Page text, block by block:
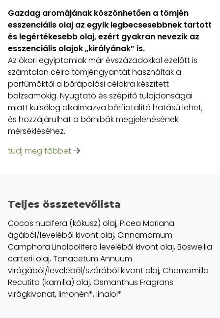
Gazdag aromájának köszönhetően a tömjén
esszenciális olaj az egyik legbecsesebbnek tartott
és legértékesebb olaj, ezért gyakran nevezik az
esszenciális olajok „királyának” is.
Az ókori egyiptomiak már évszázadokkal ezelőtt is
számtalan célra tömjéngyantát használtak a
parfümöktől a bőrápolási célokra készített
balzsamokig. Nyugtató és szépítő tulajdonságai
miatt külsőleg alkalmazva bőrfiatalító hatású lehet,
és hozzájárulhat a bőrhibák megjelenésének
mérsékléséhez.
tudj meg többet
Teljes összetevőlista
Cocos nucifera (kókusz) olaj, Picea Mariana
ágából/leveléből kivont olaj, Cinnamomum
Camphora Linaloolifera leveléből kivont olaj, Boswellia
carterii olaj, Tanacetum Annuum
virágából/leveléből/szárából kivont olaj, Chamomilla
Recutita (kamilla) olaj, Osmanthus Fragrans
virágkivonat, limonén*, linalol*